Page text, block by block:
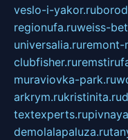
veslo-i-yakor.ru
regionufa.ruweiss-
universalia.ruremont-
clubfisher.ru
muraviovka-park.ru
arkrym.rukristinita.ru
textexperts.ru
demolalapaluza.ru